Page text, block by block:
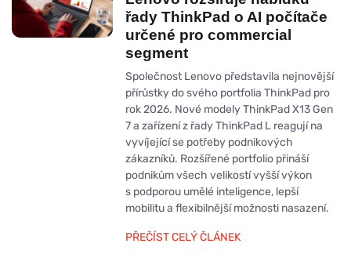
řady ThinkPad o AI počítače
určené pro commercial
segment
Společnost Lenovo představila nejnovější
přírůstky do svého portfolia ThinkPad pro
rok 2026. Nové modely ThinkPad X13 Gen
7 a zařízení z řady ThinkPad L reagují na
vyvíjející se potřeby podnikových
zákazníků. Rozšířené portfolio přináší
podnikům všech velikostí vyšší výkon
s podporou umělé inteligence, lepší
mobilitu a flexibilnější možnosti nasazení.
PŘEČÍST CELÝ ČLÁNEK